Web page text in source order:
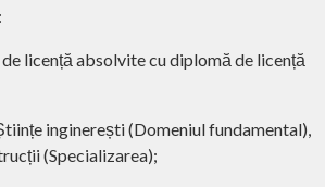
:
licență absolvite cu diplomă de licență
inginerești (Domeniul fundamental),
(Specializarea);